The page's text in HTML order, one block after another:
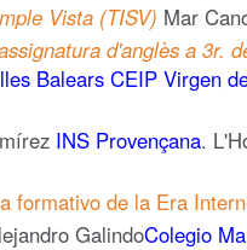
Vista (TISV) Mar
d'anglès a 3r.
Balears CEIP Virgen
INS Provençana.
formativo de la Era
GalindoColegio